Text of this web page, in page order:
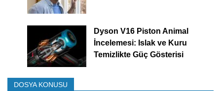
Dyson V16 Piston Animal
İncelemesi: Islak ve Kuru
Temizlikte Güç Gösterisi
DOSYA KONUSU